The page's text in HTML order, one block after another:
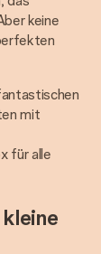
keine
mit
für alle